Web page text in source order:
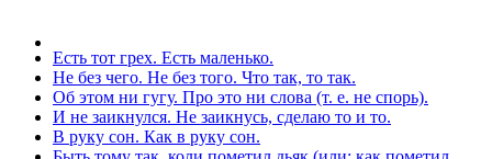
Есть тот грех. Есть маленько.
Не без чего. Не без того. Что так, то так.
Об этом ни гугу. Про это ни слова (т. е. не спорь).
И не заикнулся. Не заикнусь, сделаю то и то.
В руку сон. Как в руку сон.